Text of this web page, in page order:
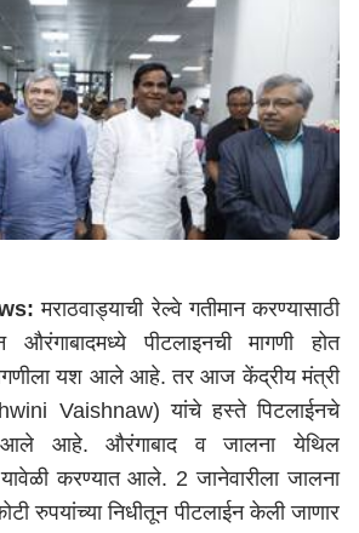
मराठवाड्याची रेल्वे गतीमान करण्यासाठी
औरंगाबादमध्ये पीटलाइनची मागणी होत
यश आले आहे. तर आज केंद्रीय मंत्री
Vaishnaw) यांचे हस्ते पिटलाईनचे
आले आहे. औरंगाबाद व जालना येथिल
करण्यात आले. 2 जानेवारीला जालना
रुपयांच्या निधीतून पीटलाईन केली जाणार